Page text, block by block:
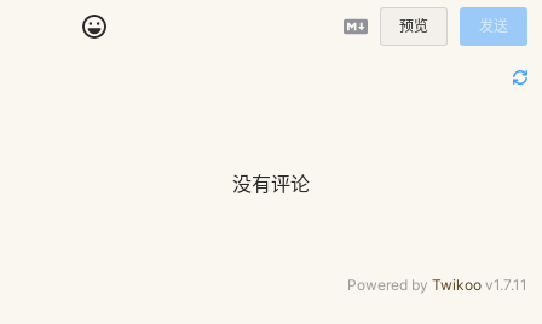
预览 发送
没有评论
Powered by Twikoo v1.7.11